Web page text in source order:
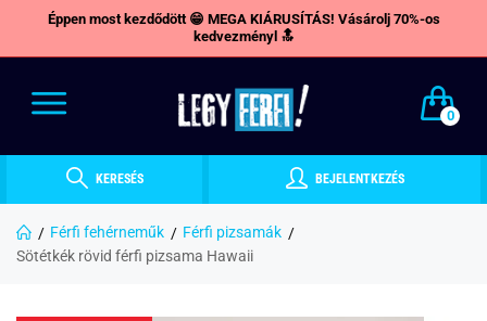
Éppen most kezdődött 😁 MEGA KIÁRUSÍTÁS! Vásárolj 70%-os
kedvezményl 🔝
0
KERESÉS BEJELENTKEZÉS
Férfi fehérneműk
Férfi pizsamák
Sötétkék rövid férfi pizsama Hawaii